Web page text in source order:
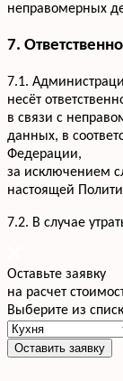
неправомерных
7.
7.1.
несёт
в связи с
данных, в
Федерации,
за исключением
настоящей
7.2. В случае
Оставьте заявку
на расчет
Выберите из
Оставить заявку